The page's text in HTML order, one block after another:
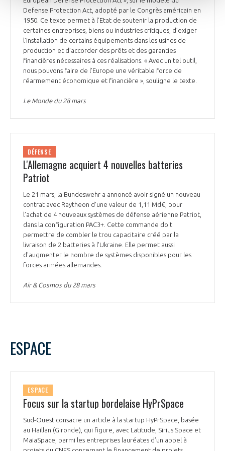
Defense Protection Act, adopté par le Congrès américain en
1950. Ce texte permet à l’Etat de soutenir la production de
certaines entreprises, biens ou industries critiques, d’exiger
l’installation de certains équipements dans les usines de
production et d’accorder des prêts et des garanties
financières nécessaires à ces réalisations. « Avec un tel outil,
nous pouvons faire de l’Europe une véritable force de
réarmement économique et financière », souligne le texte.
Le Monde du 28 mars
DÉFENSE
L'Allemagne acquiert 4 nouvelles batteries
Patriot
Le 21 mars, la Bundeswehr a annoncé avoir signé un nouveau
contrat avec Raytheon d'une valeur de 1,11 Md€, pour
l’achat de 4 nouveaux systèmes de défense aérienne Patriot,
dans la configuration PAC3+. Cette commande doit
permettre de combler le trou capacitaire créé par la
livraison de 2 batteries à l'Ukraine. Elle permet aussi
d'augmenter le nombre de systèmes disponibles pour les
forces armées allemandes.
Air & Cosmos du 28 mars
ESPACE
ESPACE
Focus sur la startup bordelaise HyPrSpace
Sud-Ouest consacre un article à la startup HyPrSpace, basée
au Haillan (Gironde), qui figure, avec Latitude, Sirius Space et
MaiaSpace, parmi les entreprises lauréates d’un appel à